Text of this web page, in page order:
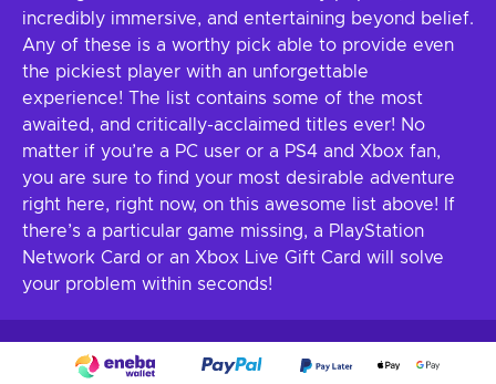
incredibly immersive, and entertaining beyond belief.
Any of these is a worthy pick able to provide even
the pickiest player with an unforgettable
experience! The list contains some of the most
awaited, and critically-acclaimed titles ever! No
matter if you’re a PC user or a PS4 and Xbox fan,
you are sure to find your most desirable adventure
right here, right now, on this awesome list above! If
there’s a particular game missing, a PlayStation
Network Card or an Xbox Live Gift Card will solve
your problem within seconds!